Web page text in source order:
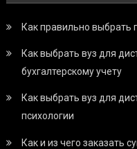
Как правильно выбрать
Как выбрать вуз для
бухгалтерскому учету
Как выбрать вуз для
психологии
Как и из чего заказать